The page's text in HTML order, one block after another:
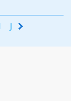
J K